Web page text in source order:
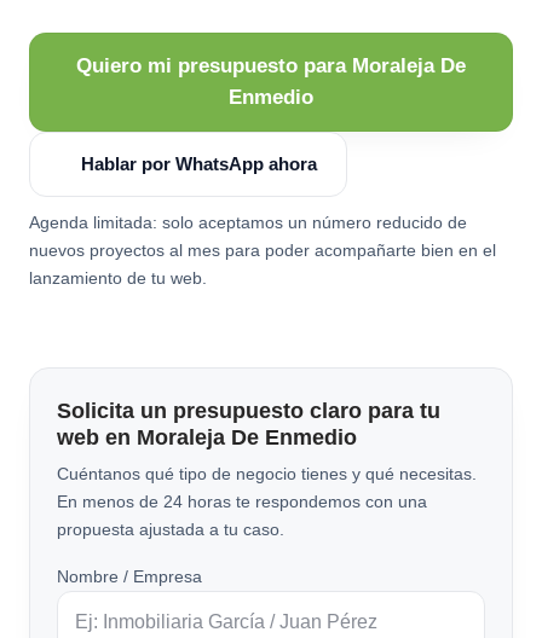
Quiero mi presupuesto para Moraleja De
Enmedio
Hablar por WhatsApp ahora
Agenda limitada: solo aceptamos un número reducido de
nuevos proyectos al mes para poder acompañarte bien en el
lanzamiento de tu web.
Solicita un presupuesto claro para tu
web en Moraleja De Enmedio
Cuéntanos qué tipo de negocio tienes y qué necesitas.
En menos de 24 horas te respondemos con una
propuesta ajustada a tu caso.
Nombre / Empresa